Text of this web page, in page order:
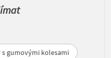
s gumovými kolesami